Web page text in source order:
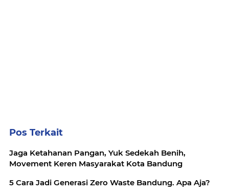
Pos Terkait
Jaga Ketahanan Pangan, Yuk Sedekah Benih,
Movement Keren Masyarakat Kota Bandung
5 Cara Jadi Generasi Zero Waste Bandung. Apa Aja?